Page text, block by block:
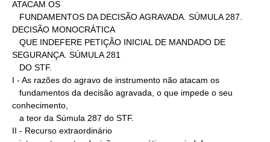
ATACAM OS
DECISÃO MONOCRÁTICA
SEGURANÇA. SÚMULA 281
I - As razões do agravo de instrumento não atacam os
conhecimento,
II - Recurso extraordinário